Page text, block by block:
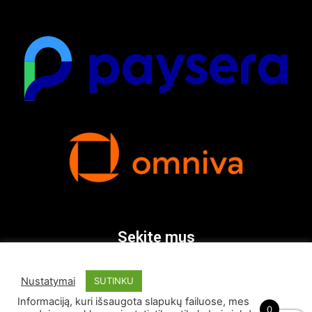
Sekite mus
Nustatymai SUTINKU
Informaciją, kuri išsaugota slapukų failuose, mes
0